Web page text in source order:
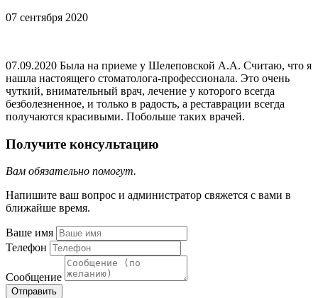
07 сентября 2020
07.09.2020 Была на приеме у Шелеповской А.А. Считаю, что я
нашла настоящего стоматолога-профессионала. Это очень
чуткий, внимательный врач, лечение у которого всегда
безболезненное, и только в радость, а реставрации всегда
получаются красивыми. Побольше таких врачей.
Получите консультацию
Вам обязательно помогут.
Напишите ваш вопрос и администратор свяжется с вами в
ближайше время.
Ваше имя
Телефон
Сообщение
Отправить